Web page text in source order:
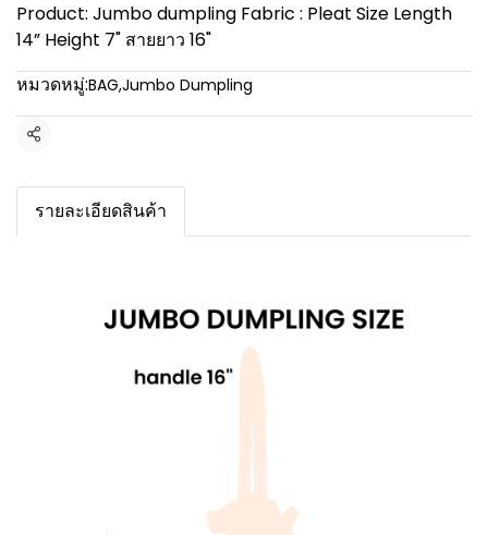
Product: Jumbo dumpling Fabric : Pleat Size Length
14” Height 7" สายยาว 16"
หมวดหมู่:BAG,Jumbo Dumpling
แชร์
รายละเอียดสินค้า